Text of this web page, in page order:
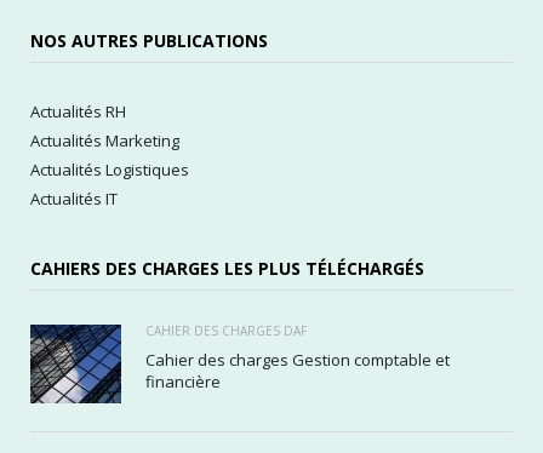
NOS AUTRES PUBLICATIONS
Actualités RH
Actualités Marketing
Actualités Logistiques
Actualités IT
CAHIERS DES CHARGES LES PLUS TÉLÉCHARGÉS
CAHIER DES CHARGES DAF
Cahier des charges Gestion comptable et
financière